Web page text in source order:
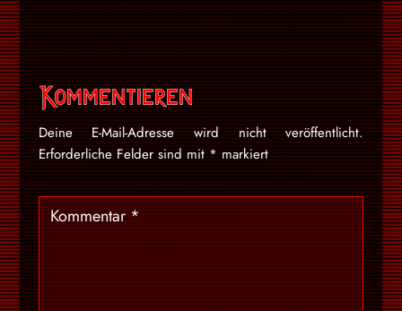
Kommentieren
Deine E-Mail-Adresse wird nicht veröffentlicht.
Erforderliche Felder sind mit*markiert